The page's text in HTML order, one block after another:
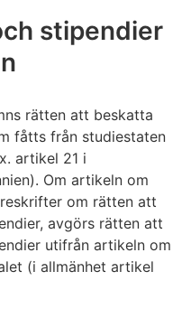
stipendier
rätten att beskatta
fåtts från studiestaten
artikel 21 i
Om artikeln om
om rätten att
avgörs rätten att
utifrån artikeln om
(i allmänhet artikel